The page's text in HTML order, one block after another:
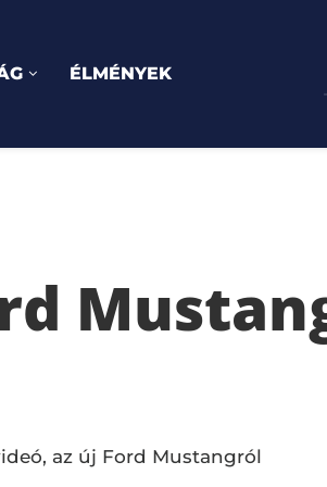
ÉLMÉNYEK
az új Ford Mustangról